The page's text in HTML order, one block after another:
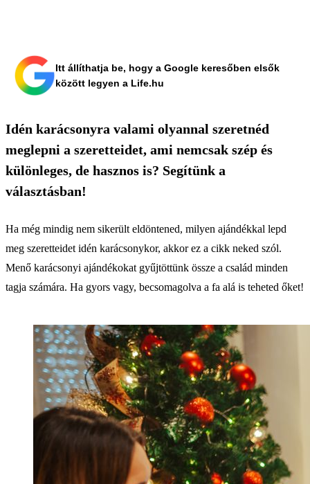
Itt állíthatja be, hogy a Google keresőben elsők
között legyen a Life.hu
Idén karácsonyra valami olyannal szeretnéd
meglepni a szeretteidet, ami nemcsak szép és
különleges, de hasznos is? Segítünk a
választásban!
Ha még mindig nem sikerült eldöntened, milyen ajándékkal lepd
meg szeretteidet idén karácsonykor, akkor ez a cikk neked szól.
Menő karácsonyi ajándékokat gyűjtöttünk össze a család minden
tagja számára. Ha gyors vagy, becsomagolva a fa alá is teheted őket!